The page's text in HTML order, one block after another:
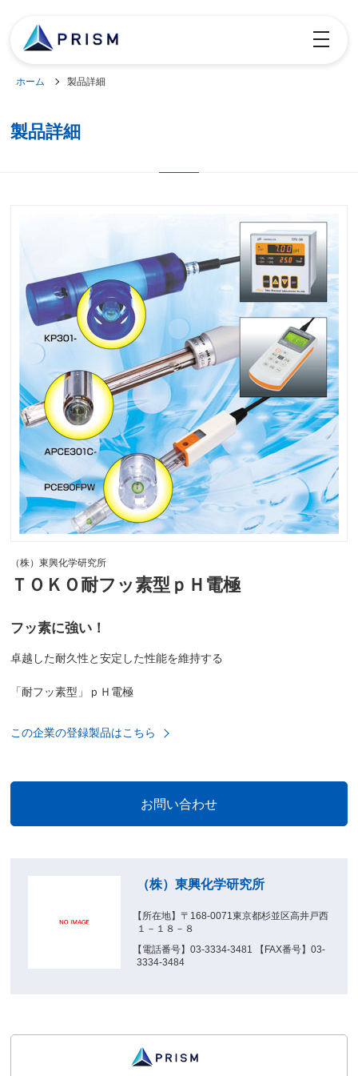
toggle
ホーム 製品詳細
製品詳細
（株）東興化学研究所
ＴＯＫＯ耐フッ素型ｐＨ電極
フッ素に強い！
卓越した耐久性と安定した性能を維持する
「耐フッ素型」ｐＨ電極
この企業の登録製品はこちら
（株）東興化学研究所
【所在地】〒168-0071東京都杉並区高井戸西
１－１８－８
【電話番号】03-3334-3481 【FAX番号】03-
3334-3484